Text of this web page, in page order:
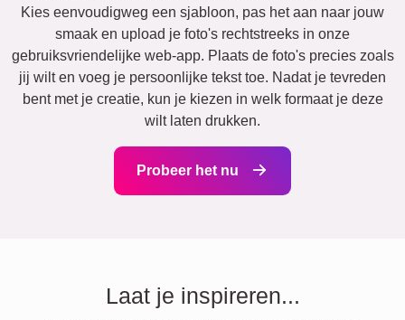
Kies eenvoudigweg een sjabloon, pas het aan naar jouw
smaak en upload je foto's rechtstreeks in onze
gebruiksvriendelijke web-app. Plaats de foto's precies zoals
jij wilt en voeg je persoonlijke tekst toe. Nadat je tevreden
bent met je creatie, kun je kiezen in welk formaat je deze
wilt laten drukken.
Probeer het nu
Laat je inspireren...